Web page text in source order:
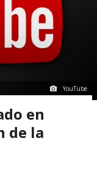
YouTube
en
de la